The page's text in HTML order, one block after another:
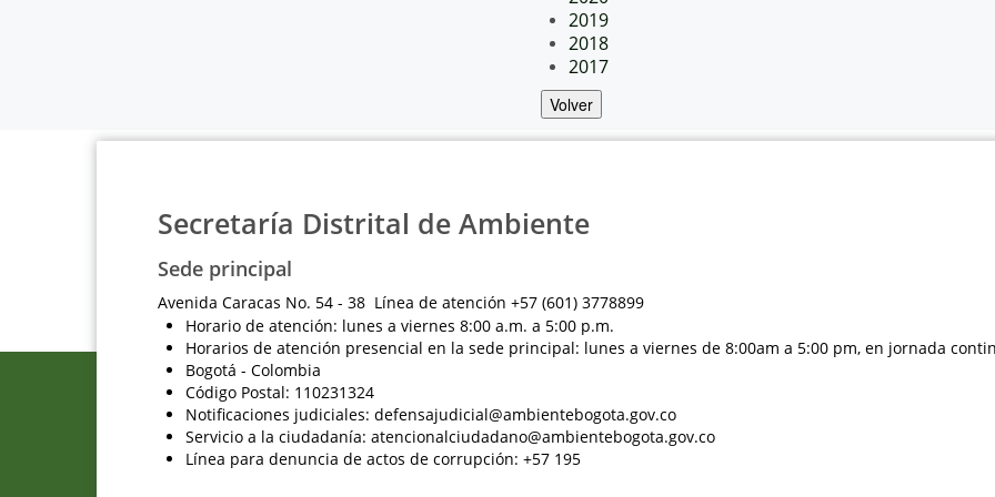
2019
2018
2017
Volver
Secretaría Distrital de Ambiente
Sede principal
Avenida Caracas No. 54 - 38 Línea de atención +57 (601) 3778899
Horario de atención: lunes a viernes 8:00 a.m. a 5:00 p.m.
Horarios de atención presencial en la sede principal: lunes a viernes de 8:00am a 5:00 pm, en jornada
Bogotá - Colombia
Código Postal: 110231324
Notificaciones judiciales: defensajudicial@ambientebogota.gov.co
Servicio a la ciudadanía: atencionalciudadano@ambientebogota.gov.co
Línea para denuncia de actos de corrupción: +57 195